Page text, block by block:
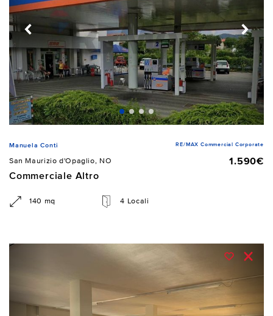
Manuela Conti RE/MAX Commercial Corporate
San Maurizio d'Opaglio, NO
1.590€
Commerciale Altro
140 mq 4 Locali